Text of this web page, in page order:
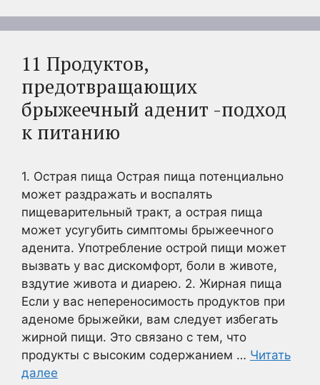
11 Продуктов,
предотвращающих
брыжеечный аденит -подход
к питанию
1. Острая пища Острая пища потенциально
может раздражать и воспалять
пищеварительный тракт, а острая пища
может усугубить симптомы брыжеечного
аденита. Употребление острой пищи может
вызвать у вас дискомфорт, боли в животе,
вздутие живота и диарею. 2. Жирная пища
Если у вас непереносимость продуктов при
аденоме брыжейки, вам следует избегать
жирной пищи. Это связано с тем, что
продукты с высоким содержанием … Читать
далее